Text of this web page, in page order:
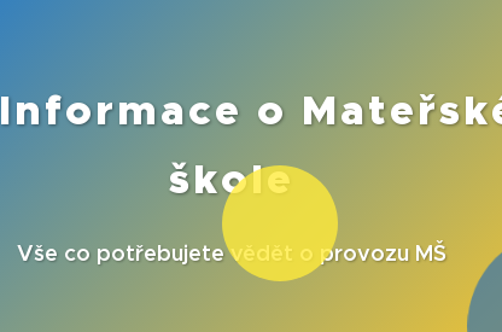
o
škole
Vše co potřebujete vědět o provozu MŠ 👨‍🏫